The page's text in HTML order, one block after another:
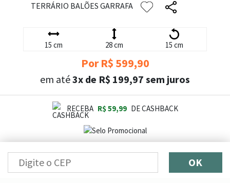
TERRÁRIO BALÕES GARRAFA
15 cm 28 cm 15 cm
Por R$ 599,90
em até3x de R$ 199,97 sem juros
RECEBA R$ 59,99 DE CASHBACK
OK